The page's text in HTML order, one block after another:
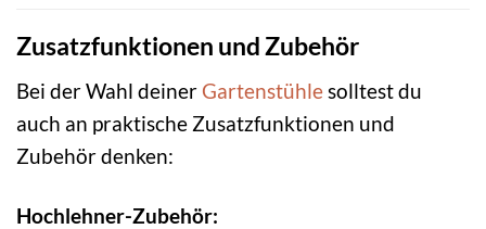
Zusatzfunktionen und Zubehör
Bei der Wahl deiner Gartenstühlesolltest du
auch an praktische Zusatzfunktionen und
Zubehör denken:
Hochlehner-Zubehör: